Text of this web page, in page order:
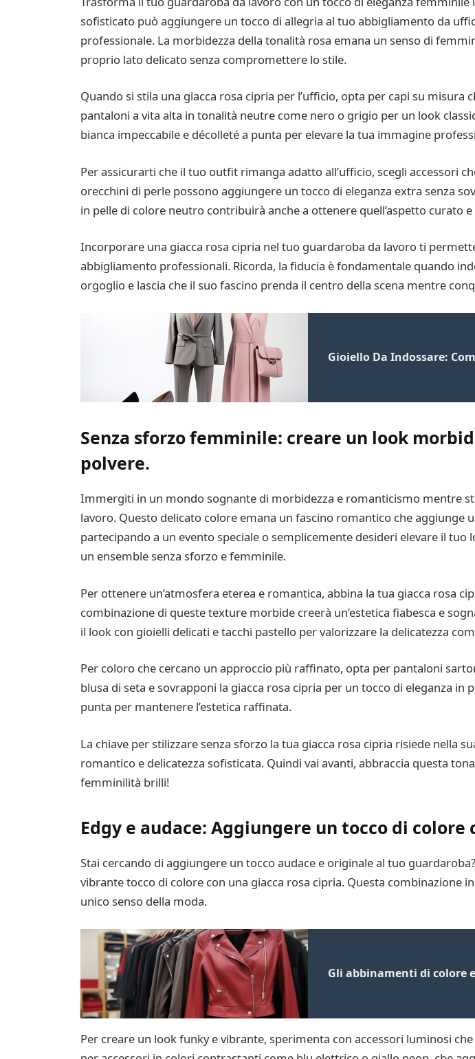
sofisticato può aggiungere un tocco di allegria al tuo abbigliamento da
professionale. La morbidezza della tonalità rosa emana un senso di
proprio lato delicato senza compromettere lo stile.
Quando si stila una giacca rosa cipria per l’ufficio, opta per capi su
pantaloni a vita alta in tonalità neutre come nero o grigio per un look
bianca impeccabile e décolleté a punta per elevare la tua immagine
Per assicurarti che il tuo outfit rimanga adatto all’ufficio, scegli accessori
orecchini di perle possono aggiungere un tocco di eleganza extra senza
in pelle di colore neutro contribuirà anche a ottenere quell’aspetto curato
Incorporare una giacca rosa cipria nel tuo guardaroba da lavoro ti
abbigliamento professionali. Ricorda, la fiducia è fondamentale quando
orgoglio e lascia che il suo fascino prenda il centro della scena mentre
Gioiello Da Indossare:
Senza sforzo femminile: creare un look
polvere.
Immergiti in un mondo sognante di morbidezza e romanticismo mentre
lavoro. Questo delicato colore emana un fascino romantico che aggiunge
partecipando a un evento speciale o semplicemente desideri elevare il
un ensemble senza sforzo e femminile.
Per ottenere un’atmosfera eterea e romantica, abbina la tua giacca rosa
combinazione di queste texture morbide creerà un’estetica fiabesca e
il look con gioielli delicati e tacchi pastello per valorizzare la delicatezza
Per coloro che cercano un approccio più raffinato, opta per pantaloni
blusa di seta e sovrapponi la giacca rosa cipria per un tocco di eleganza
punta per mantenere l’estetica raffinata.
La chiave per stilizzare senza sforzo la tua giacca rosa cipria risiede nella
romantico e delicatezza sofisticata. Quindi vai avanti, abbraccia questa
femminilità brilli!
Edgy e audace: Aggiungere un tocco di
Stai cercando di aggiungere un tocco audace e originale al tuo
vibrante tocco di colore con una giacca rosa cipria. Questa
unico senso della moda.
Gli abbinamenti di colore
Per creare un look funky e vibrante, sperimenta con accessori luminosi